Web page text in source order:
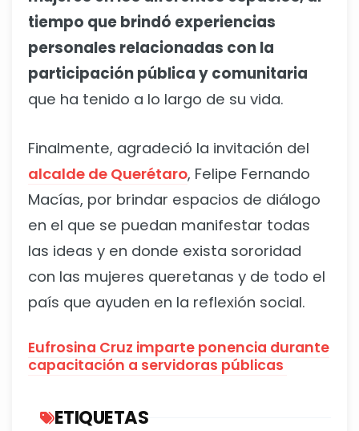
tiempo que brindó experiencias
personales relacionadas con la
participación pública y comunitaria
que ha tenido a lo largo de su vida.
Finalmente, agradeció la invitación del
alcalde de Querétaro, Felipe Fernando
Macías, por brindar espacios de diálogo
en el que se puedan manifestar todas
las ideas y en donde exista sororidad
con las mujeres queretanas y de todo el
país que ayuden en la reflexión social.
Eufrosina Cruz imparte ponencia durante
capacitación a servidoras públicas
ETIQUETAS